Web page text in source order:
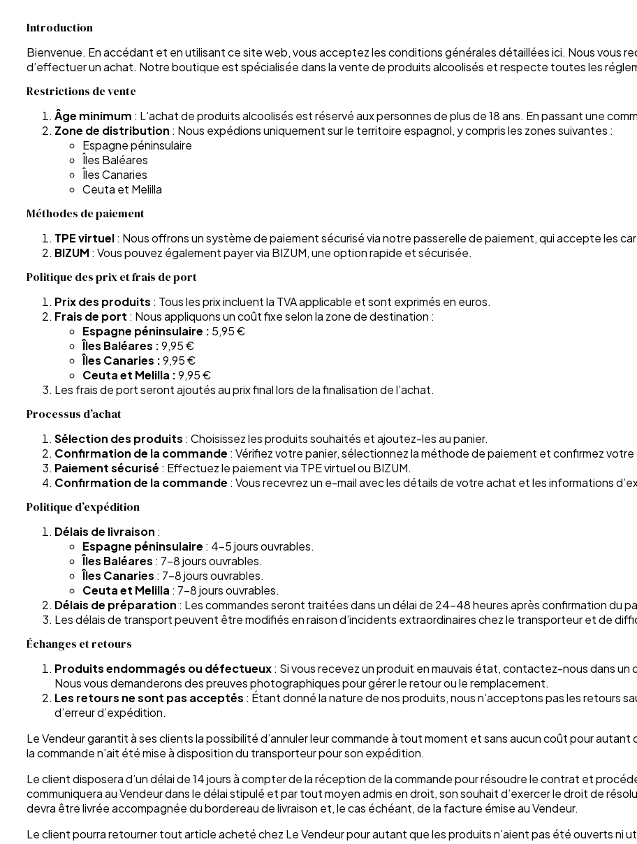
Blog
Contact
Introduction
Bienvenue. En accédant et en utilisant ce site web, vous acceptez les conditions générales détaillées ici. Nous vous
d’effectuer un achat. Notre boutique est spécialisée dans la vente de produits alcoolisés et respecte toutes les
Restrictions de vente
Âge minimum : L’achat de produits alcoolisés est réservé aux personnes de plus de 18 ans. En passant une
Zone de distribution : Nous expédions uniquement sur le territoire espagnol, y compris les zones suivantes :
Espagne péninsulaire
Îles Baléares
Îles Canaries
Ceuta et Melilla
Méthodes de paiement
TPE virtuel: Nous offrons un système de paiement sécurisé via notre passerelle de paiement, qui accepte les
BIZUM : Vous pouvez également payer via BIZUM, une option rapide et sécurisée.
Politique des prix et frais de port
Prix des produits : Tous les prix incluent la TVA applicable et sont exprimés en euros.
Frais de port : Nous appliquons un coût fixe selon la zone de destination :
Espagne péninsulaire : 5,95 €
Îles Baléares :9,95 €
Îles Canaries :9,95 €
Ceuta et Melilla :9,95 €
Les frais de port seront ajoutés au prix final lors de la finalisation de l’achat.
Processus d’achat
Sélection des produits : Choisissez les produits souhaités et ajoutez-les au panier.
Confirmation de la commande : Vérifiez votre panier, sélectionnez la méthode de paiement et confirmez votre
Paiement sécurisé : Effectuez le paiement via TPE virtuel ou BIZUM.
Confirmation de la commande : Vous recevrez un e-mail avec les détails de votre achat et les informations
Politique d’expédition
Délais de livraison :
Espagne péninsulaire : 4-5 jours ouvrables.
Îles Baléares : 7-8 jours ouvrables.
Îles Canaries : 7-8 jours ouvrables.
Ceuta et Melilla : 7-8 jours ouvrables.
Délais de préparation : Les commandes seront traitées dans un délai de 24-48 heures après confirmation du
Les délais de transport peuvent être modifiés en raison d’incidents extraordinaires chez le transporteur et de
Échanges et retours
Produits endommagés ou défectueux: Si vous recevez un produit en mauvais état, contactez-nous dans un
Nous vous demanderons des preuves photographiques pour gérer le retour ou le remplacement.
Les retours ne sont pas acceptés : Étant donné la nature de nos produits, nous n’acceptons pas les retours
d’erreur d’expédition.
Le Vendeur garantit à ses clients la possibilité d’annuler leur commande à tout moment et sans aucun coût pour autant
la commande n’ait été mise à disposition du transporteur pour son expédition.
Le client disposera d’un délai de 14 jours à compter de la réception de la commande pour résoudre le contrat et
communiquera au Vendeur dans le délai stipulé et par tout moyen admis en droit, son souhait d’exercer le droit de
devra être livrée accompagnée du bordereau de livraison et, le cas échéant, de la facture émise au Vendeur.
Le client pourra retourner tout article acheté chez Le Vendeur pour autant que les produits n’aient pas été ouverts ni